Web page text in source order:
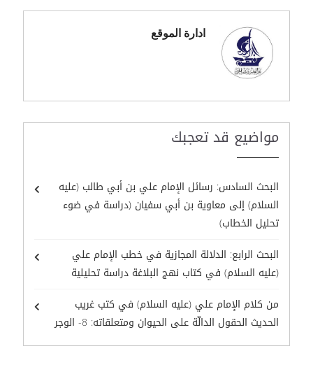
ادارة الموقع
مواضيع قد تعجبك
البحث السادس: رسائل الإمام علي بن أبي طالب (عليه
السلام) إلى معاوية بن أبي سفيان (دراسة في ضوء
تحليل الخطاب)
البحث الرابع: الدلالة المجازية في خطب الإمام علي
(عليه السلام) في كتاب نهج البلاغة دراسة تحليلية
من كلام الإمام علي (عليه السلام) في كتب غريب
الحديث الحقول الدالّة على الحيوان ومتعلقاته: 8- الوجر